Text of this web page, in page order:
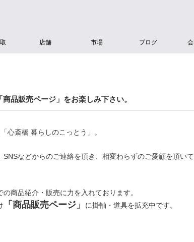
店舗 市場 ブログ
品販売ページ」をお楽しみ下さい。
心斎橋 暮らしのこっとう」。
などからのご連絡を頂き、相変わらずのご愛顧を頂い
商品紹介・販売に力を入れております。
「商品販売ページ」 に掛軸・道具を拡充中です。